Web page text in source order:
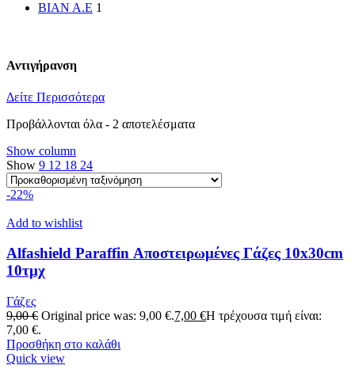
BIAN A.E 1
Αντιγήρανση
Δείτε Περισσότερα
Προβάλλονται όλα - 2 αποτελέσματα
Show column
Show 9 12 18 24
-22%
Add to wishlist
Alfashield Paraffin Αποστειρωμένες Γάζες 10x30cm
10τμχ
Γάζες
9,00€ Original price was: 9,00 €.7,00 €Η τρέχουσα τιμή είναι:
7,00 €.
Προσθήκη στο καλάθι
Quick view